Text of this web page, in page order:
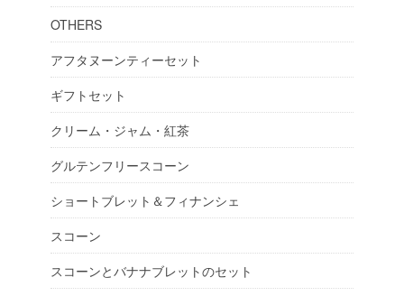
OTHERS
アフタヌーンティーセット
ギフトセット
クリーム・ジャム・紅茶
グルテンフリースコーン
ショートブレット＆フィナンシェ
スコーン
スコーンとバナナブレットのセット